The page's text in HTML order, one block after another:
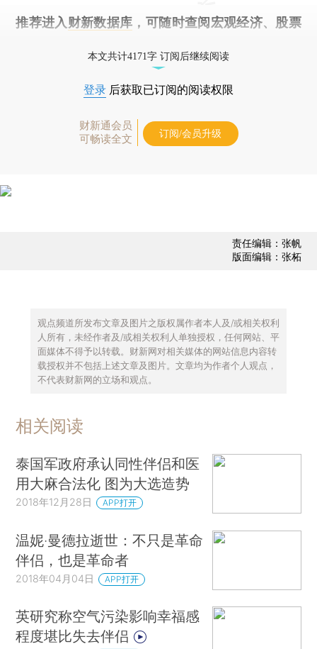
推荐进入 财新数据库 ，可随时查阅宏观经济、股票
本文共计4171字 订阅后继续阅读
登录 后获取已订阅的阅读权限
财新通会员
可畅读全文
订阅/会员升级
责任编辑：张帆
版面编辑：张柘
观点频道所发布文章及图片之版权属作者本人及/或相关权利
人所有，未经作者及/或相关权利人单独授权，任何网站、平
面媒体不得予以转载。财新网对相关媒体的网站信息内容转
载授权并不包括上述文章及图片。文章均为作者个人观点，
不代表财新网的立场和观点。
相关阅读
泰国军政府承认同性伴侣和医
用大麻合法化 图为大选造势
2018年12月28日 APP打开
温妮‧曼德拉逝世：不只是革命
伴侣，也是革命者
2018年04月04日 APP打开
英研究称空气污染影响幸福感
程度堪比失去伴侣